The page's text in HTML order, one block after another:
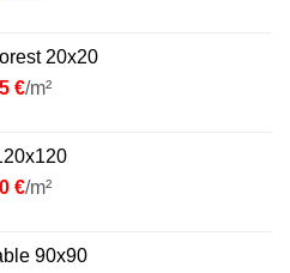
20x20
€/m²
€/m²
90x90